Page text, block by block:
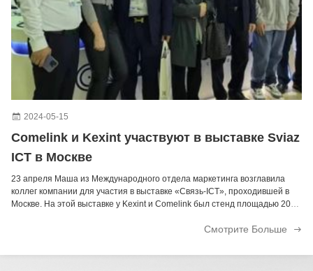
2024-05-15
Comelink и Kexint участвуют в выставке Sviaz
ICT в Москве
23 апреля Маша из Международного отдела маркетинга возглавила
коллег компании для участия в выставке «Связь-ICT», проходившей в
Москве. На этой выставке у Kexint и Comelink был стенд площадью 20
Смотрите Больше